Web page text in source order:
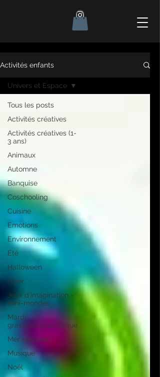
Activités enfants
Tous les posts
Activités créatives
Activités créatives (1-
3 ans)
Animaux
Automne
Banquise
Coschooling
Cuisine
Emotions
Environnement
Été
Halloween
Hiver
Jeux d'imagination -
Mini-mondes
Mardi-
gras/carnaval/cirque
Mer et océan
Musique
Noël
Univers et Espace